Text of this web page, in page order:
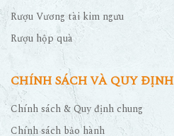
Rượu Vương tài kim ngưu
Rượu hộp quà
CHÍNH SÁCH VÀ QUY ĐỊNH
Chính sách & Quy định chung
Chính sách bảo hành